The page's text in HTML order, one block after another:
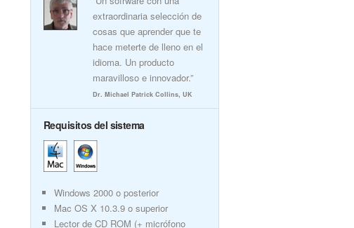
extraordinaria selección de
cosas que aprender que te
hace meterte de lleno en el
idioma. Un producto
maravilloso e innovador.”
Dr. Michael Patrick Collins, UK
Requisitos del sistema
Windows 2000 o posterior
Mac OS X 10.3.9 o superior
Lector de CD ROM (+ micrófono